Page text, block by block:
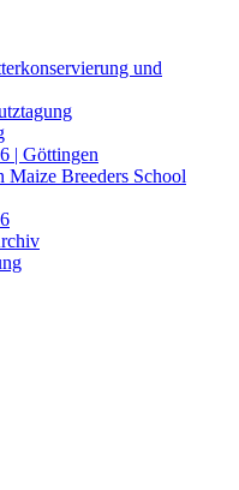
und
| Göttingen
Maize Breeders School